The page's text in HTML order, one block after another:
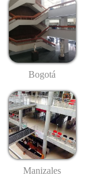
Bogotá
Manizales